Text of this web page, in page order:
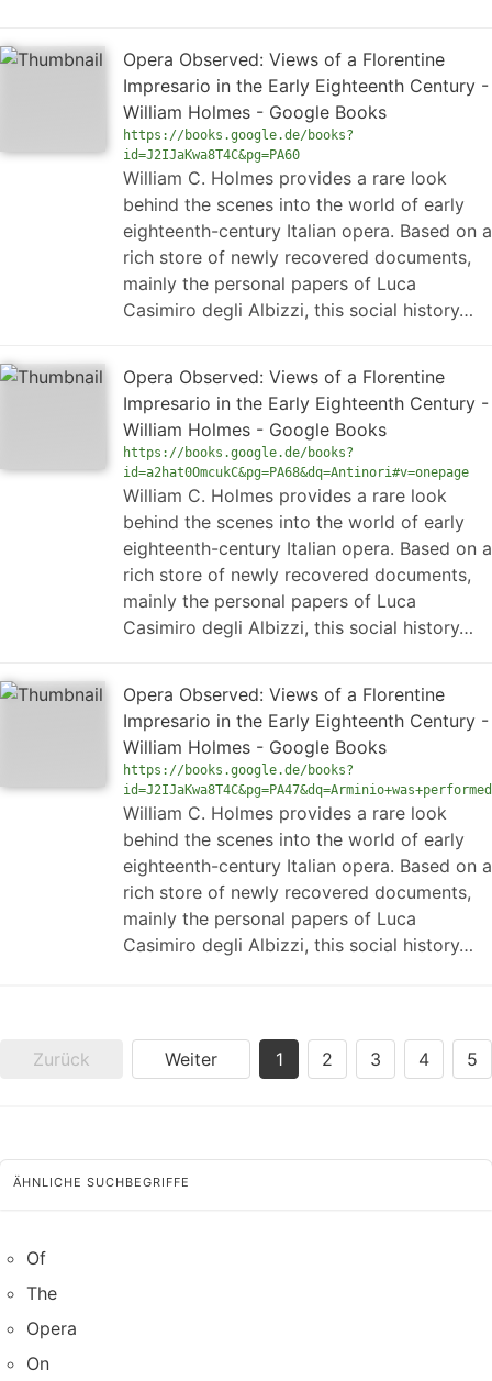
Opera Observed: Views of a Florentine
Impresario in the Early Eighteenth Century -
William Holmes - Google Books
https://books.google.de/books?
id=J2IJaKwa8T4C&pg=PA60
William C. Holmes provides a rare look
behind the scenes into the world of early
eighteenth-century Italian opera. Based on a
rich store of newly recovered documents,
mainly the personal papers of Luca
Casimiro degli Albizzi, this social history…
Opera Observed: Views of a Florentine
Impresario in the Early Eighteenth Century -
William Holmes - Google Books
https://books.google.de/books?
id=a2hat0OmcukC&pg=PA68&dq=Antinori#v=onepage
William C. Holmes provides a rare look
behind the scenes into the world of early
eighteenth-century Italian opera. Based on a
rich store of newly recovered documents,
mainly the personal papers of Luca
Casimiro degli Albizzi, this social history…
Opera Observed: Views of a Florentine
Impresario in the Early Eighteenth Century -
William Holmes - Google Books
https://books.google.de/books?
William C. Holmes provides a rare look
behind the scenes into the world of early
eighteenth-century Italian opera. Based on a
rich store of newly recovered documents,
mainly the personal papers of Luca
Casimiro degli Albizzi, this social history…
Zurück Weiter 1 2 3 4 5
ÄHNLICHE SUCHBEGRIFFE
Of
The
Opera
On